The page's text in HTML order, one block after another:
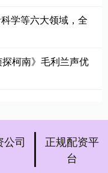
学等六大领域，全
柯南》毛利兰声优
公司
正规配资平
台